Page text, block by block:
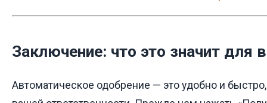
Заключение: что это значит для
Автоматическое одобрение — это удобно и